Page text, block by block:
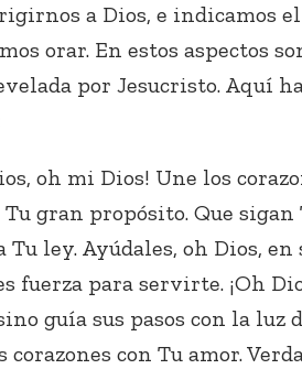
a Dios, e indicamos
orar. En estos aspectos
por Jesucristo. Aquí
oh mi Dios! Une los
gran propósito. Que
Tu ley. Ayúdales, oh Dios, en
fuerza para servirte. ¡Oh
guía sus pasos con la luz
corazones con Tu amor.